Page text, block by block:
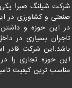
شرکت شیلنگ صبرا
صنعتی و کشاورزی در
در این حوزه و
تاجران بسیاری در
باشد.این شرکت قادر
این حوزه تجاری را
مناسب ترین کیفیت